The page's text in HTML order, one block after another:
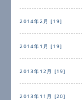
2014年2月 [19]
2014年1月 [19]
2013年12月 [19]
2013年11月 [20]